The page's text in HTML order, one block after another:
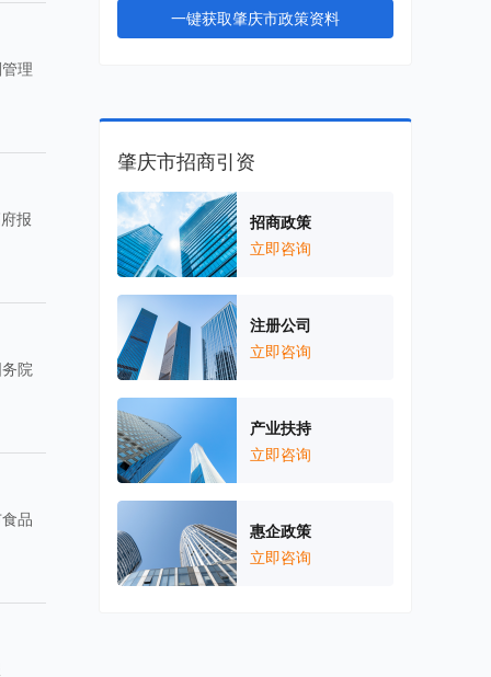
理
报
院
品
一键获取肇庆市政策资料
肇庆市招商引资
招商政策
立即咨询
注册公司
立即咨询
产业扶持
立即咨询
惠企政策
立即咨询